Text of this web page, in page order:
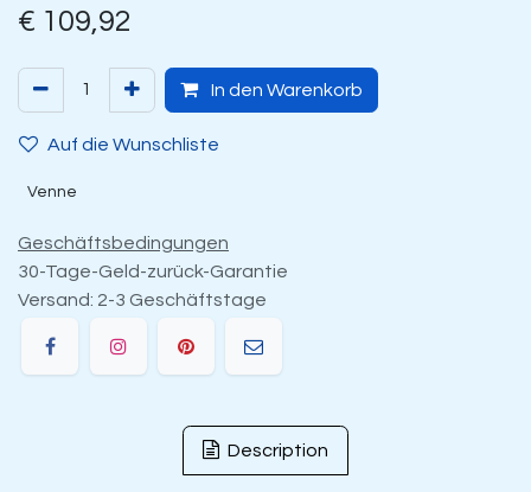
€ 109,92
In den Warenkorb
Auf die Wunschliste
Venne
Geschäftsbedingungen
30-Tage-Geld-zurück-Garantie
Versand: 2-3 Geschäftstage
Description